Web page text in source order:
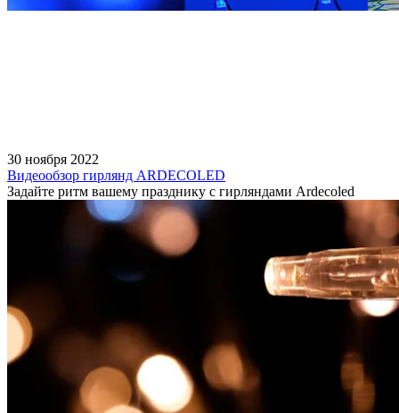
30 ноября 2022
Видеообзор гирлянд ARDECOLED
Задайте ритм вашему празднику с гирляндами Ardecoled